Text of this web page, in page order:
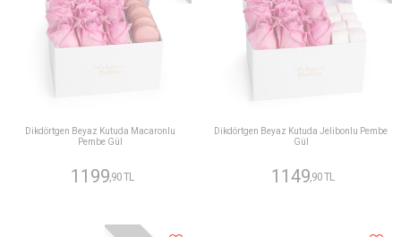
Dikdörtgen Beyaz Kutuda Macaronlu
Pembe Gül
1199,90 TL
Dikdörtgen Beyaz Kutuda Jelibonlu Pembe
Gül
1149,90 TL